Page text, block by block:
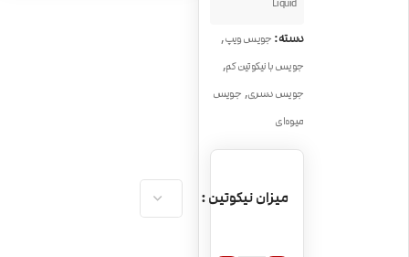
Liquid
دسته: جویس ویپ,
جویس با نیکوتین کم,
جویس دسری, جویس
میوه‌ای
میزان نیکوتین